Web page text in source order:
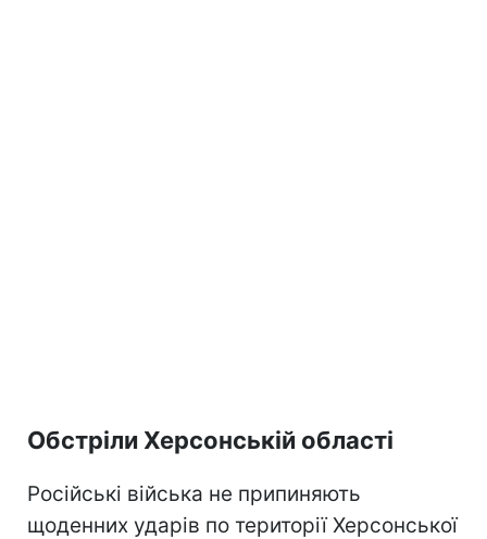
Обстріли Херсонській області
Російські війська не припиняють
щоденних ударів по території Херсонської